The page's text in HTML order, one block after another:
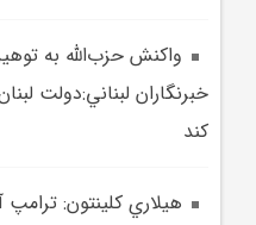
واکنش حزب‌الله به
خبرنگاران لبناني:دولت
کند
هيلاري کلينتون: